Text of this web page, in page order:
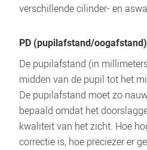
verschillende cilinder- en
PD (pupilafstand/oogafstand)
De pupilafstand (in
midden van de pupil tot het
De pupilafstand moet zo
bepaald omdat het
kwaliteit van het zicht. Hoe
correctie is, hoe preciezer er